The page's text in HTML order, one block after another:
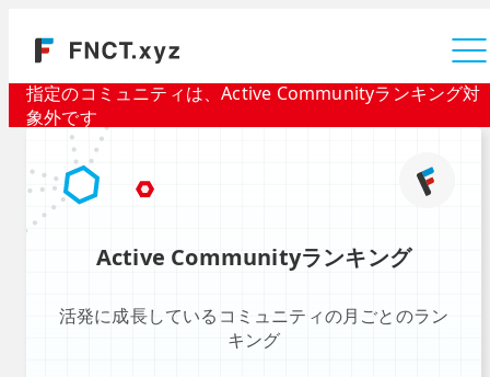
指定のコミュニティは、Active Communityランキング対
象外です
Active Communityランキング
活発に成長しているコミュニティの月ごとのラン
キング